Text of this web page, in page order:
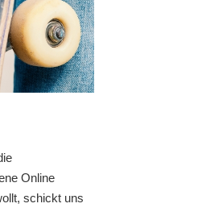
Online
schickt uns